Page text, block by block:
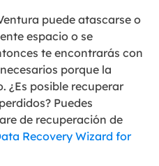
puede atascarse o
espacio o se
te encontrarás con
porque la
¿Es posible recuperar
Puedes
de recuperación de
Recovery Wizard for